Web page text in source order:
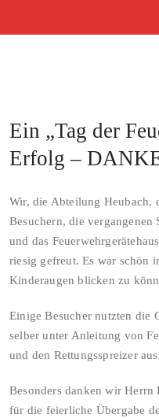
Ein „Tag der
Erfolg –
Wir, die Abteilung Heubach,
Besuchern, die vergangenen
und das
riesig gefreut. Es war schön
Kinderaugen blicken zu
Einige Besucher nutzten die
selber unter Anleitung von
und den Rettungsspreizer
Besonders danken wir Herrn
für die feierliche Übergabe